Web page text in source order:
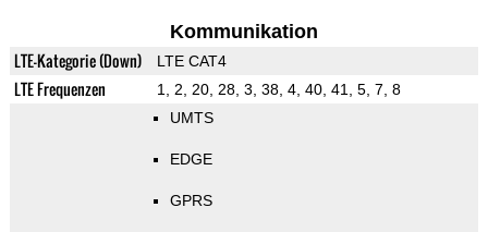
Kommunikation
LTE-Kategorie (Down) LTE CAT4
LTE Frequenzen 1, 2, 20, 28, 3, 38, 4, 40, 41, 5, 7, 8
UMTS
EDGE
GPRS